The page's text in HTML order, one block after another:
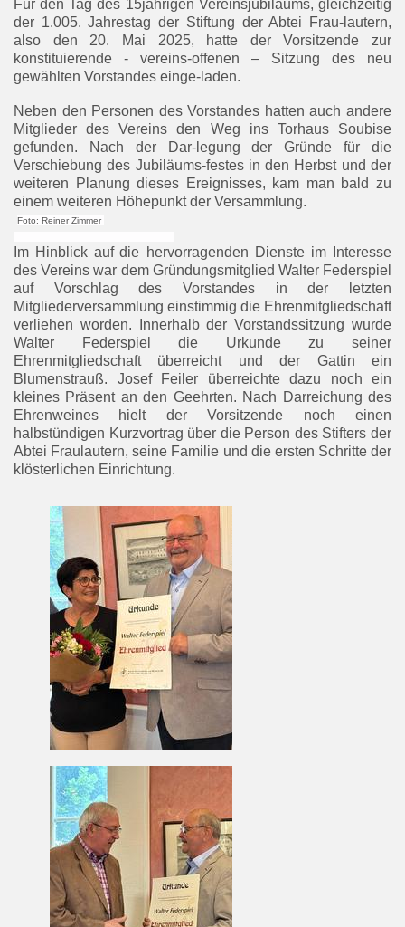
Für den Tag des 15jährigen Vereinsjubiläums, gleichzeitig
der 1.005. Jahrestag der Stiftung der Abtei Frau-lautern,
also den 20. Mai 2025, hatte der Vorsitzende zur
konstituierende - vereins-offenen – Sitzung des neu
gewählten Vorstandes einge-laden.
Neben den Personen des Vorstandes hatten auch andere
Mitglieder des Vereins den Weg ins Torhaus Soubise
gefunden. Nach der Dar-legung der Gründe für die
Verschiebung des Jubiläums-festes in den Herbst und der
weiteren Planung dieses Ereignisses, kam man bald zu
einem weiteren Höhepunkt der Versammlung.
Foto: Reiner Zimmer
Im Hinblick auf die hervorragenden Dienste im Interesse
des Vereins war dem Gründungsmitglied Walter Federspiel
auf Vorschlag des Vorstandes in der letzten
Mitgliederversammlung einstimmig die Ehrenmitgliedschaft
verliehen worden. Innerhalb der Vorstandssitzung wurde
Walter Federspiel die Urkunde zu seiner
Ehrenmitgliedschaft überreicht und der Gattin ein
Blumenstrauß. Josef Feiler überreichte dazu noch ein
kleines Präsent an den Geehrten. Nach Darreichung des
Ehrenweines hielt der Vorsitzende noch einen
halbstündigen Kurzvortrag über die Person des Stifters der
Abtei Fraulautern, seine Familie und die ersten Schritte der
klösterlichen Einrichtung.